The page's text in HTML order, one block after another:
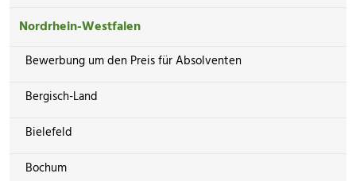
Nordrhein-Westfalen
Bewerbung um den Preis für Absolventen
Bergisch-Land
Bielefeld
Bochum